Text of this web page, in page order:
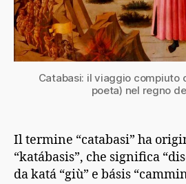
Catabasi: il viaggio compiuto
poeta) nel regno
Il termine “catabasi” ha
“katábasis”, che significa
da katá “giù” e básis